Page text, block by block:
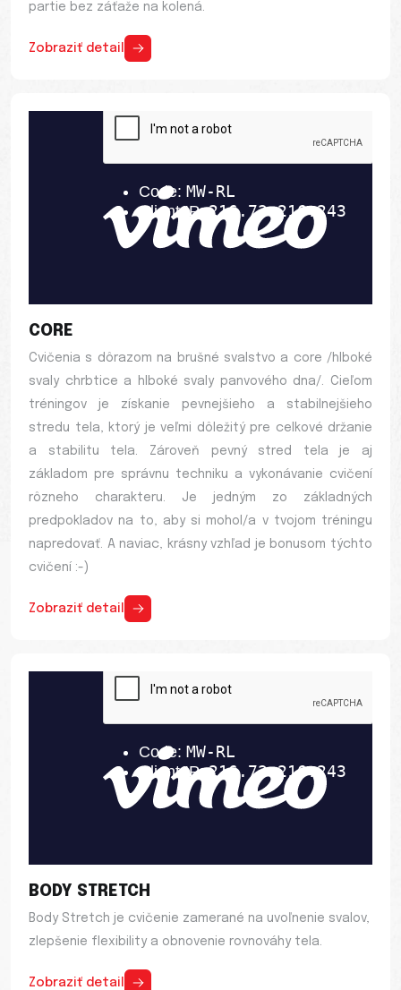
partie bez záťaže na kolená.
Zobraziť detail
CORE
Cvičenia s dôrazom na brušné svalstvo a core /hlboké
svaly chrbtice a hlboké svaly panvového dna/. Cieľom
tréningov je získanie pevnejšieho a stabilnejšieho
stredu tela, ktorý je veľmi dôležitý pre celkové držanie
a stabilitu tela. Zároveň pevný stred tela je aj
základom pre správnu techniku a vykonávanie cvičení
rôzneho charakteru. Je jedným zo základných
predpokladov na to, aby si mohol/a v tvojom tréningu
napredovať. A naviac, krásny vzhľad je bonusom týchto
cvičení :-)
Zobraziť detail
BODY STRETCH
Body Stretch je cvičenie zamerané na uvoľnenie svalov,
zlepšenie flexibility a obnovenie rovnováhy tela.
Zobraziť detail